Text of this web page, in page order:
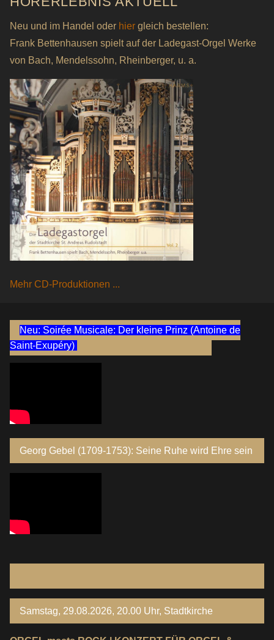
Neu und im Handel oder hier gleich bestellen:
Frank Bettenhausen spielt auf der Ladegast-Orgel Werke
von Bach, Mendelssohn, Rheinberger, u. a.
Mehr CD-Produktionen ...
Neu: Soirée Musicale: Der kleine Prinz (Antoine de
Saint-Exupéry)
Georg Gebel (1709-1753): Seine Ruhe wird Ehre sein
Samstag, 29.08.2026, 20.00 Uhr, Stadtkirche